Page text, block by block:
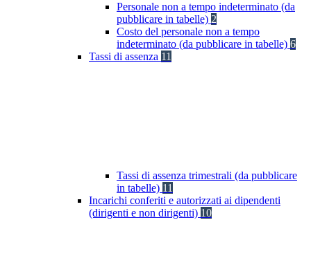
Personale non a tempo indeterminato (da
pubblicare in tabelle) 2
Costo del personale non a tempo
indeterminato (da pubblicare in tabelle) 6
Tassi di assenza 11
Tassi di assenza trimestrali (da pubblicare
in tabelle) 11
Incarichi conferiti e autorizzati ai dipendenti
(dirigenti e non dirigenti) 10